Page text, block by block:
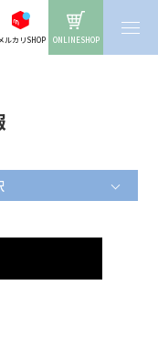
メルカリSHOP ONLINESHOP